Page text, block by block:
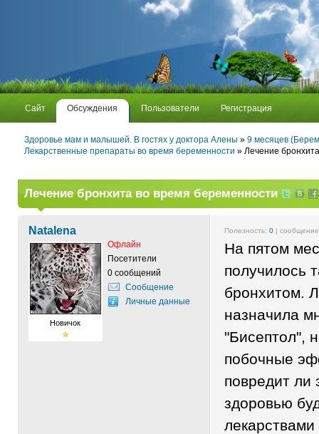
Сайт Обсуждения Пользователи Регистрация
Здоровье мам и малышей. В гостях у доктора Алены » 9 месяцев
Лекарственные препараты во время беременности » Лечение
Лечение бронхита во время беременности
Natalena
Новичок
Офлайн
Посетители
0 сообщений
Сообщение
Личные данные
Полезность: 0 |
На пятом
получилось
бронхитом.
назначила
"Бисептол",
побочные
повредит ли
здоровью